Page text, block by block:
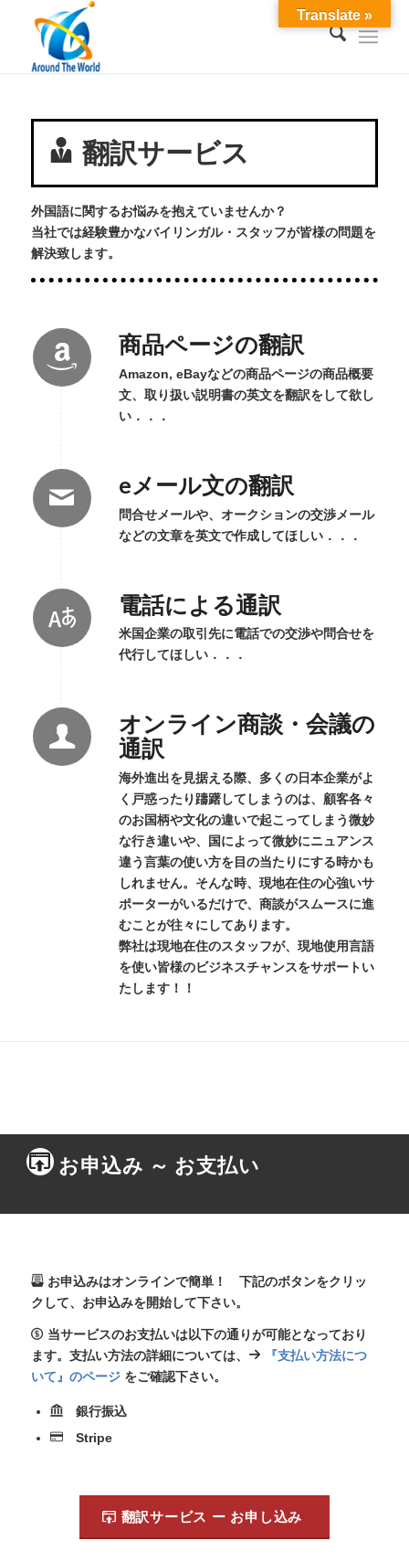
翻訳サービス
外国語に関するお悩みを抱えていませんか？
当社では経験豊かなバイリンガル・スタッフが皆様の問題を
解決致します。
商品ページの翻訳
Amazon, eBayなどの商品ページの商品概要
文、取り扱い説明書の英文を翻訳をして欲し
い．．．
eメール文の翻訳
問合せメールや、オークションの交渉メール
などの文章を英文で作成してほしい．．．
電話による通訳
米国企業の取引先に電話での交渉や問合せを
代行してほしい．．．
オンライン商談・会議の
通訳
海外進出を見据える際、多くの日本企業がよ
く戸惑ったり躊躇してしまうのは、顧客各々
のお国柄や文化の違いで起こってしまう微妙
な行き違いや、国によって微妙にニュアンス
違う言葉の使い方を目の当たりにする時かも
しれません。そんな時、現地在住の心強いサ
ポーターがいるだけで、商談がスムースに進
むことが往々にしてあります。
弊社は現地在住のスタッフが、現地使用言語
を使い皆様のビジネスチャンスをサポートい
たします！！
お申込み ～ お支払い
お申込みはオンラインで簡単！ 下記のボタンをクリッ
クして、お申込みを開始して下さい。
当サービスのお支払いは以下の通りが可能となっており
ます。支払い方法の詳細については、
『支払い方法につ
いて』のページをご確認下さい。
銀行振込
Stripe
翻訳サービス ー お申し込み
Translate »